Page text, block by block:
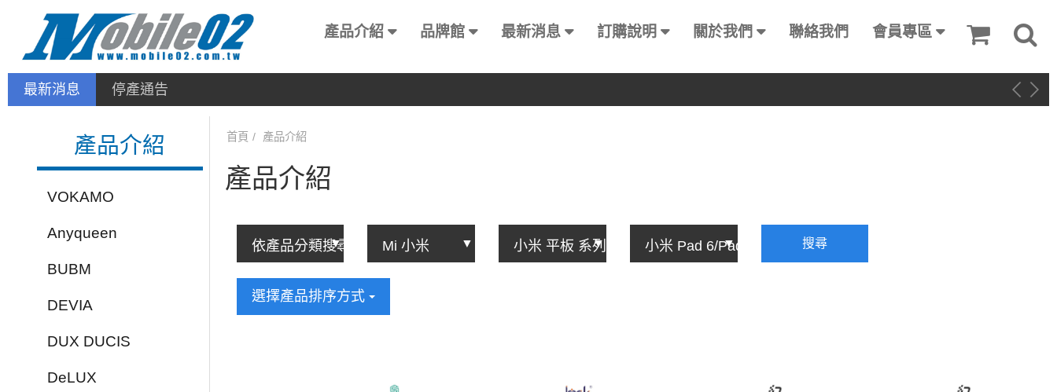
產品介紹 品牌館 最新消息 訂購說明 關於我們 聯絡我們 會員專區
最新消息 停產通告
產品介紹
VOKAMO
Anyqueen
BUBM
DEVIA
DUX DUCIS
DeLUX
首頁 產品介紹
產品介紹
搜尋
選擇產品排序方式